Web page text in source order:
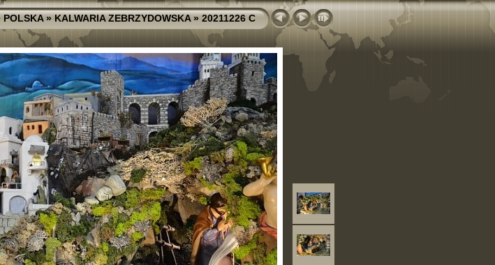
POLSKA»KALWARIA ZEBRZYDOWSKA»20211226 C